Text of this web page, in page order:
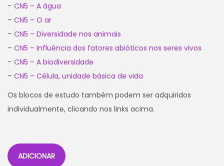
– CN5 – A água
– CN5 – O ar
– CN5 – Diversidade nos animais
– CN5 – Influência dos fatores abióticos nos seres vivos
– CN5 – A biodiversidade
– CN5 – Célula, unidade básica de vida
Os blocos de estudo também podem ser adquiridos
individualmente, clicando nos links acima.
ADICIONAR